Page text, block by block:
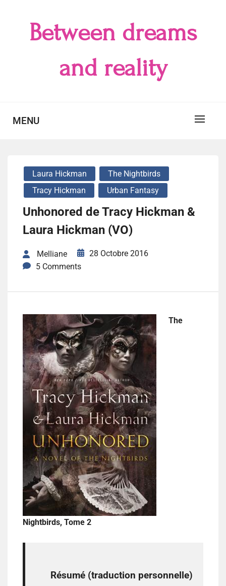
Between dreams
and reality
MENU
Laura Hickman
The Nightbirds
Tracy Hickman
Urban Fantasy
Unhonored de Tracy Hickman &
Laura Hickman (VO)
Melliane
28 Octobre 2016
5 Comments
The
Nightbirds, Tome 2
Résumé (traduction personnelle)